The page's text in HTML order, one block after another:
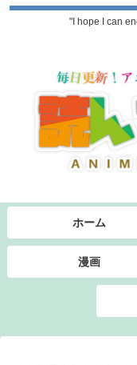
"I hope I can
ホーム
漫画